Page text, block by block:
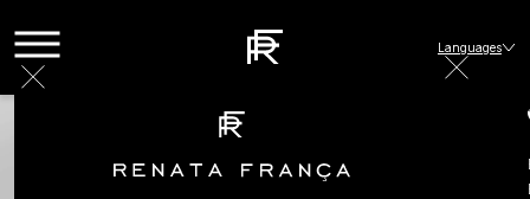
Languages